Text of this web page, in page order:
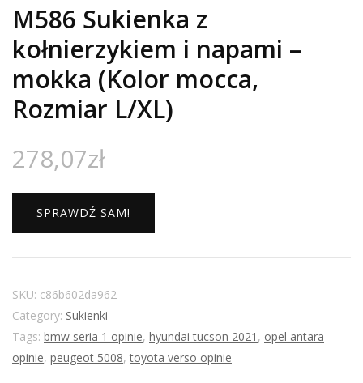
M586 Sukienka z
kołnierzykiem i napami –
mokka (Kolor mocca,
Rozmiar L/XL)
278,07zł
SPRAWDŹ SAM!
SKU: c86b602da962
Category: Sukienki
Tags: bmw seria 1 opinie, hyundai tucson 2021 , opel antara
opinie, peugeot 5008,toyota verso opinie